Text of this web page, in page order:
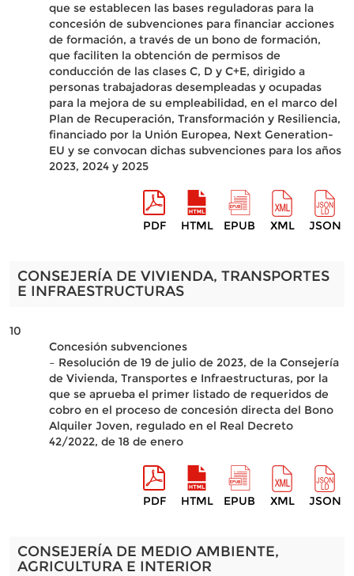
que se establecen las bases reguladoras para la
concesión de subvenciones para financiar acciones
de formación, a través de un bono de formación,
que faciliten la obtención de permisos de
conducción de las clases C, D y C+E, dirigido a
personas trabajadoras desempleadas y ocupadas
para la mejora de su empleabilidad, en el marco del
Plan de Recuperación, Transformación y Resiliencia,
financiado por la Unión Europea, Next Generation-
EU y se convocan dichas subvenciones para los años
2023, 2024 y 2025
PDF HTML EPUB XML JSON
CONSEJERÍA DE VIVIENDA, TRANSPORTES
E INFRAESTRUCTURAS
10
Concesión subvenciones
– Resolución de 19 de julio de 2023, de la Consejería
de Vivienda, Transportes e Infraestructuras, por la
que se aprueba el primer listado de requeridos de
cobro en el proceso de concesión directa del Bono
Alquiler Joven, regulado en el Real Decreto
42/2022, de 18 de enero
PDF HTML EPUB XML JSON
CONSEJERÍA DE MEDIO AMBIENTE,
AGRICULTURA E INTERIOR